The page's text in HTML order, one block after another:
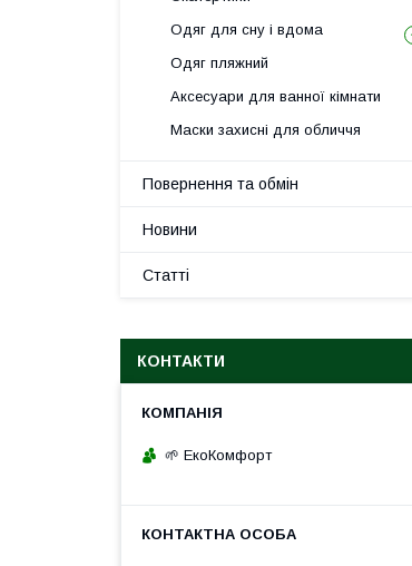
Одяг для сну і вдома
Одяг пляжний
Аксесуари для ванної кімнати
Маски захисні для обличчя
Повернення та обмін
Новини
Статті
КОНТАКТИ
🌱 ЕкоКомфорт